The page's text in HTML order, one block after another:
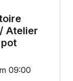
Atelier
09:00